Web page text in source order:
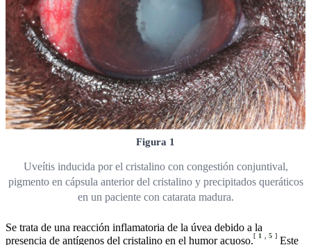
Figura 1
Uveítis inducida por el cristalino con congestión conjuntival,
pigmento en cápsula anterior del cristalino y precipitados queráticos
en un paciente con catarata madura.
Se trata de una reacción inflamatoria de la úvea debido a la
presencia de antígenos del cristalino en el humor acuoso.[ 1 , 5 ] Este